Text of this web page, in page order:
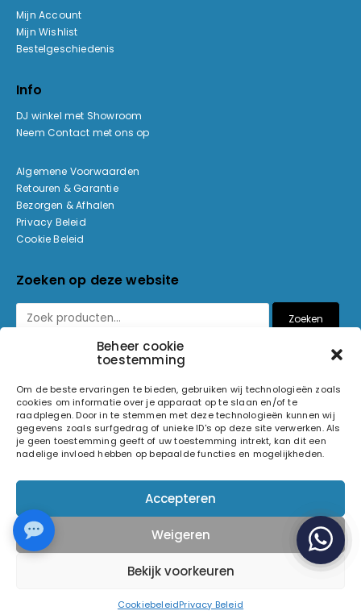
Beheer cookie
toestemming
Om de beste ervaringen te bieden, gebruiken wij technologieën zoals
cookies om informatie over je apparaat op te slaan en/of te
raadplegen. Door in te stemmen met deze technologieën kunnen wij
gegevens zoals surfgedrag of unieke ID's op deze site verwerken. Als
je geen toestemming geeft of uw toestemming intrekt, kan dit een
nadelige invloed hebben op bepaalde functies en mogelijkheden.
Accepteren
Weigeren
Bekijk voorkeuren
CookiebeleidPrivacy Beleid
Mijn Account
Mijn Wishlist
Bestelgeschiedenis
Info
DJ winkel met Showroom
Neem Contact met ons op
Algemene Voorwaarden
Retouren & Garantie
Bezorgen & Afhalen
Privacy Beleid
Cookie Beleid
Zoeken op deze website
Zoeken
© 2026 Light and Sound Factory. Alle rechten voorbehouden.
Volg ons op